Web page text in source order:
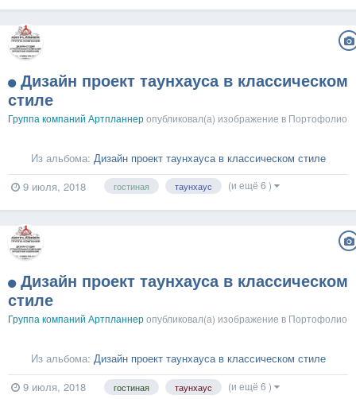
Дизайн проект таунхауса в классическом
стиле
Группа компаний Артпланнеропубликовал(а) изображение в Портофолио
Из альбома: Дизайн проект таунхауса в классическом стиле
9 июля, 2018
гостиная таунхаус (и ещё 6 )
Дизайн проект таунхауса в классическом
стиле
Группа компаний Артпланнеропубликовал(а) изображение в Портофолио
Из альбома: Дизайн проект таунхауса в классическом стиле
9 июля, 2018
гостиная таунхаус (и ещё 6 )